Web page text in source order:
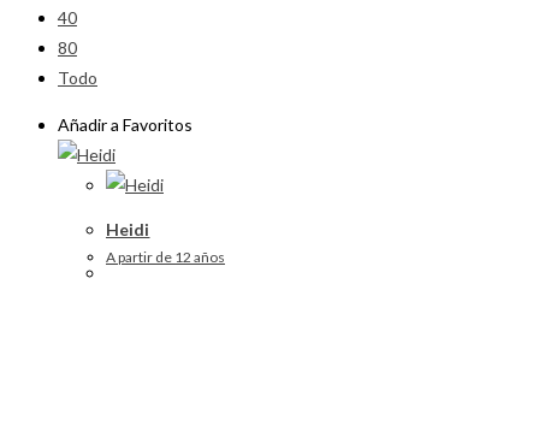
40
80
Todo
Añadir a Favoritos
Heidi
A partir de 12 años